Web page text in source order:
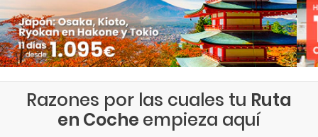
Razones por las cuales tu Ruta
en Coche empieza aquí